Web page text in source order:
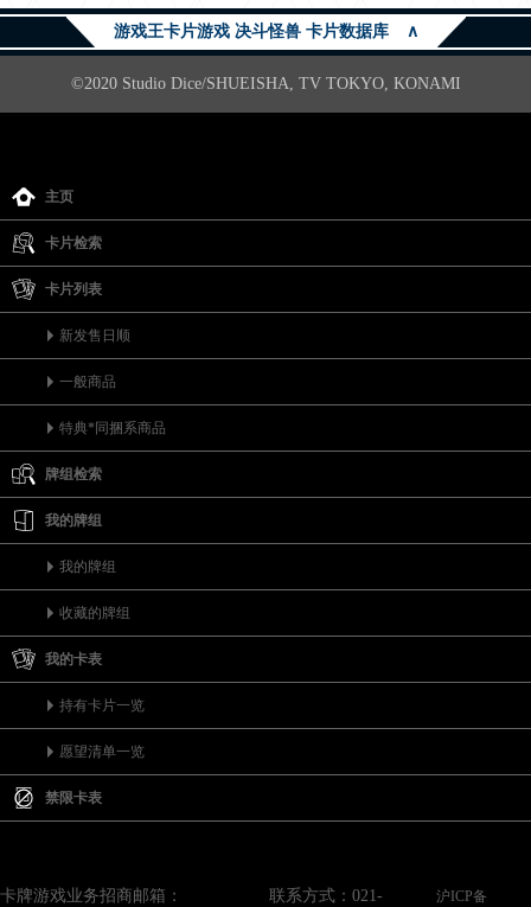
游戏王卡片游戏 决斗怪兽 卡片数据库 ∧
©2020 Studio Dice/SHUEISHA, TV TOKYO, KONAMI
主页
卡片检索
卡片列表
新发售日顺
一般商品
特典*同捆系商品
牌组检索
我的牌组
我的牌组
收藏的牌组
我的卡表
持有卡片一览
愿望清单一览
禁限卡表
卡牌游戏业务招商邮箱： 联系方式：021- 沪ICP备